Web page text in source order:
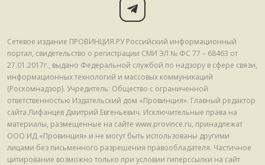
Сетевое издание ПРОВИНЦИЯ.РУ Российский информационный
портал, свидетельство о регистрации СМИ ЭЛ № ФС 77 – 68463 от
27.01.2017г., выдано Федеральной службой по надзору в сфере связи,
информационных технологий и массовых коммуникаций
(Роскомнадзор). Учредитель: Общество с ограниченной
ответственностью Издательский дом «Провинция». Главный редактор
сайта Лифанцев Дмитрий Евгеньевич. Исключительные права на
материалы, размещенные на сайте www.province.ru, принадлежат
ООО ИД «Провинция» и не могут быть использованы другими
лицами без письменного разрешения правообладателя. Частичное
цитирование возможно только при условии гиперссылки на сайт